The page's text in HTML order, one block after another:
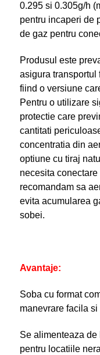
0.295 si 0.305g/h
pentru incaperi de
de gaz pentru
Produsul este
asigura transportul
fiind o versiune
Pentru o utilizare
protectie care
cantitati
concentratia din
optiune cu tiraj
necesita
recomandam sa
evita acumularea
sobei.
Avantaje:
Soba cu format
manevrare facila si
Se alimenteaza
pentru locatiile